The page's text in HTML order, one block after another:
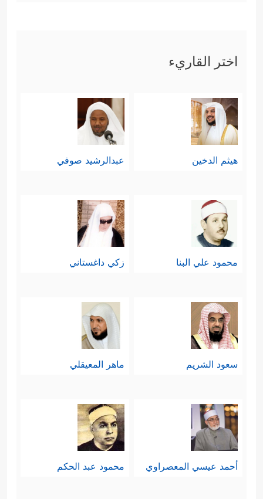
اختر القاريء
هيثم الدخين عبدالرشيد صوفي
محمود علي البنا زكي داغستاني
سعود الشريم ماهر المعيقلي
أحمد عيسي المعصراوي محمود عبد الحكم